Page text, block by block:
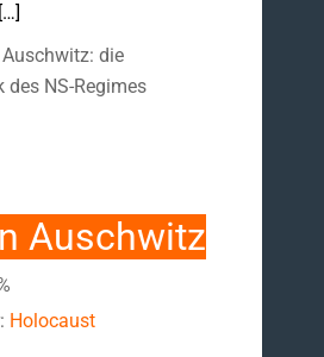
Auschwitz: die
NS-Regimes
Auschwitz
Holocaust